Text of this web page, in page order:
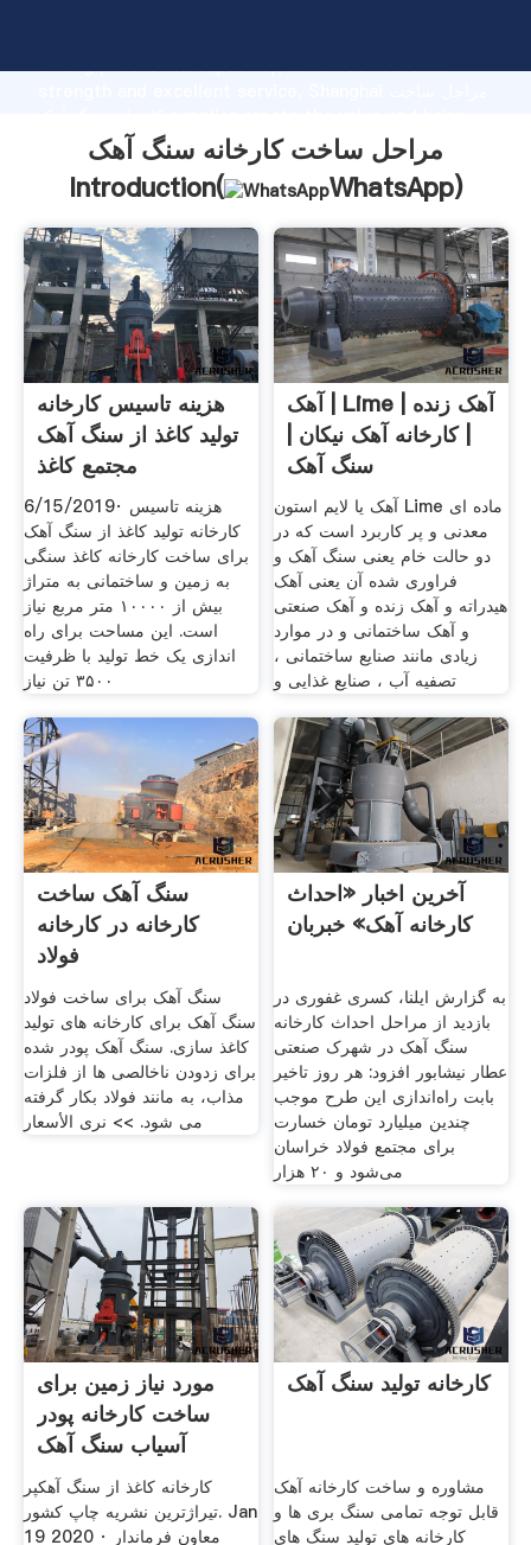
strong production capability, advanced research
values to all of customers.
مراحل ساخت کارخانه سنگ آهک
Introduction(
WhatsApp)
هزینه تاسیس کارخانه
تولید کاغذ از سنگ آهک
مجتمع کاغذ
6/15/2019· هزینه تاسیس
کارخانه تولید کاغذ از سنگ آهک
برای ساخت کارخانه کاغذ سنگی
به زمین و ساختمانی به متراژ
بیش از ۱۰۰۰۰ متر مربع نیاز
است. این مساحت برای راه
اندازی یک خط تولید با ظرفیت
۳۵۰۰ تن نیاز
آهک | Lime | آهک زنده
| کارخانه آهک نیکان |
سنگ آهک
آهک یا لایم استون Lime ماده ای
معدنی و پر کاربرد است که در
دو حالت خام یعنی سنگ آهک و
فراوری شده آن یعنی آهک
هیدراته و آهک زنده و آهک صنعتی
و آهک ساختمانی و در موارد
زیادی مانند صنایع ساختمانی ،
تصفیه آب ، صنایع غذایی و
سنگ آهک ساخت
کارخانه در کارخانه
فولاد
سنگ آهک برای ساخت فولاد
سنگ آهک برای کارخانه های تولید
کاغذ سازی. سنگ آهک پودر شده
برای زدودن ناخالصی ها از فلزات
مذاب، به مانند فولاد بکار گرفته
می شود. >> نرى الأسعار
آخرین اخبار «احداث
کارخانه آهک» خبربان
به گزارش ایلنا، کسری غفوری در
بازدید از مراحل احداث کارخانه
سنگ آهک در شهرک صنعتی
عطار نیشابور افزود: هر روز تاخیر
بابت راه‌اندازی این طرح موجب
چندین میلیارد تومان خسارت
برای مجتمع فولاد خراسان
می‌شود و ۲۰ هزار
مورد نیاز زمین برای
ساخت کارخانه پودر
آسیاب سنگ آهک
کارخانه کاغذ از سنگ آهکپر
تیراژترین نشریه چاپ کشور. Jan
19 2020 · معاون فرماندار
کارخانه تولید سنگ آهک
مشاوره و ساخت کارخانه آهک
قابل توجه تمامی سنگ بری ها و
کارخانه های تولید سنگ های